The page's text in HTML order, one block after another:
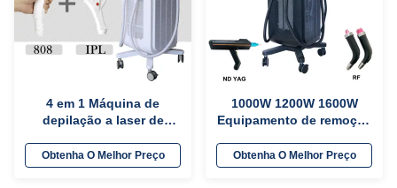
4 em 1 Máquina de
depilação a laser de
para fins comerciais
Obtenha O Melhor Preço
1000W 1200W 1600W
Equipamento de remoção
de onda tripla Platina
Titânio Laser de remoção
Obtenha O Melhor Preço